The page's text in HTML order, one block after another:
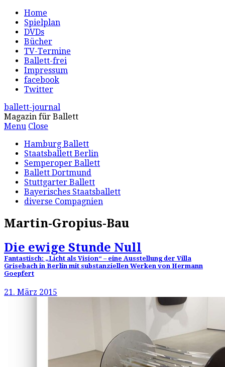
Home
Spielplan
DVDs
Bücher
TV-Termine
Ballett-frei
Impressum
facebook
Twitter
ballett-journal
Magazin für Ballett
Menu Close
Hamburg Ballett
Staatsballett Berlin
Semperoper Ballett
Ballett Dortmund
Stuttgarter Ballett
Bayerisches Staatsballett
diverse Compagnien
Martin-Gropius-Bau
Die ewige Stunde Null
Fantastisch: „Licht als Vision“ – eine Ausstellung der Villa
Grisebach in Berlin mit substanziellen Werken von Hermann
Goepfert
21. März 2015